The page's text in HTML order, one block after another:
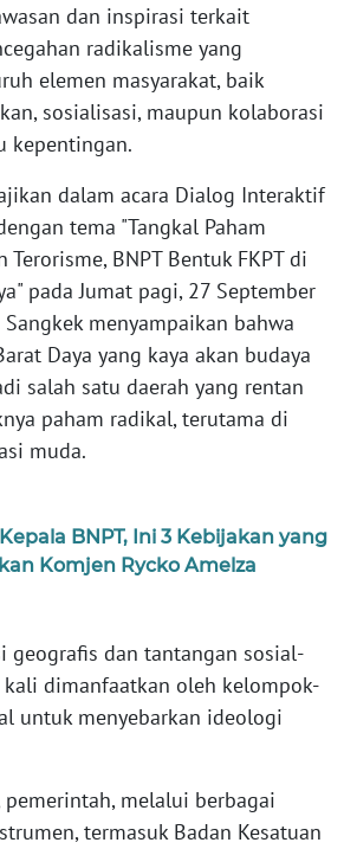
dan inspirasi terkait
radikalisme yang
elemen masyarakat, baik
sosialisasi, maupun kolaborasi
kepentingan.
dalam acara Dialog Interaktif
tema "Tangkal Paham
Terorisme, BNPT Bentuk FKPT di
pada Jumat pagi, 27 September
menyampaikan bahwa
Daya yang kaya akan budaya
salah satu daerah yang rentan
paham radikal, terutama di
muda.
BNPT, Ini 3 Kebijakan yang
Komjen Rycko Amelza
geografis dan tantangan sosial-
dimanfaatkan oleh kelompok-
untuk menyebarkan ideologi
pemerintah, melalui berbagai
termasuk Badan Kesatuan